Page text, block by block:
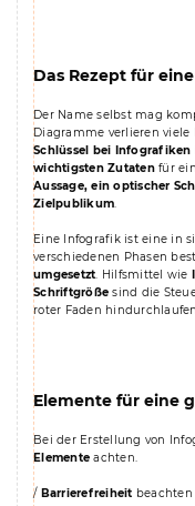
Das Rezept für
Der Name selbst mag
Diagramme verlieren viele
Schlüssel bei
wichtigsten Zutatenfür
Aussage, ein optischer
Zielpublikum.
Eine Infografik ist eine in
verschiedenen Phasen
umgesetzt. Hilfsmittel wie
Schriftgröße sind die
roter Faden
Elemente für eine
Bei der Erstellung von
Elemente achten.
/ Barrierefreiheit beachten